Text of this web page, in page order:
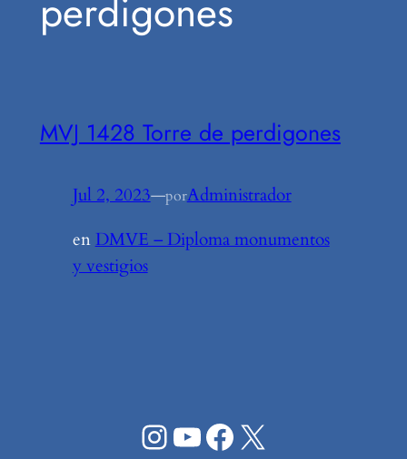
perdigones
MVJ 1428 Torre de perdigones
Jul 2, 2023—porAdministrador
en DMVE – Diploma monumentos
y vestigios
Instagram
YouTube
Facebook
X